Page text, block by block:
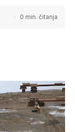
0 min. čitanja